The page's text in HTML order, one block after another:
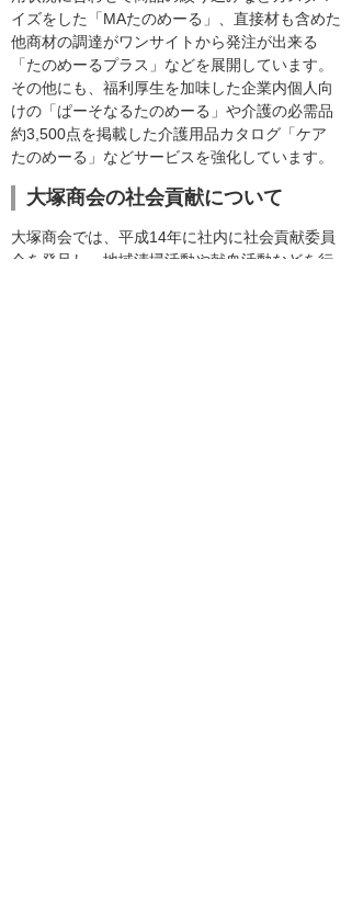
イズをした「MAたのめーる」、直接材も含めた
他商材の調達がワンサイトから発注が出来る
「たのめーるプラス」などを展開しています。
その他にも、福利厚生を加味した企業内個人向
けの「ぱーそなるたのめーる」や介護の必需品
約3,500点を掲載した介護用品カタログ「ケア
たのめーる」などサービスを強化しています。
大塚商会の社会貢献について
大塚商会では、平成14年に社内に社会貢献委員
会を発足し、地域清掃活動や献血活動などを行